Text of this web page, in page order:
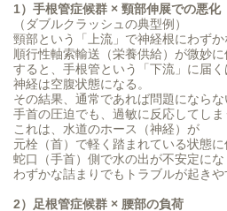
1）手根管症候群 × 頸部伸展での悪化
（ダブルクラッシュの典型例）
頸部という「上流」で神経根にわずか
順行性軸索輸送（栄養供給）が微妙に
すると、手根管という「下流」に届く
神経は空腹状態になる。
その結果、通常であれば問題にならな
手首の圧迫でも、過敏に反応してしま
これは、水道のホース（神経）が
元栓（首）で軽く踏まれている状態に
蛇口（手首）側で水の出が不安定にな
わずかな詰まりでもトラブルが起きや
2）足根管症候群 × 腰部の負荷